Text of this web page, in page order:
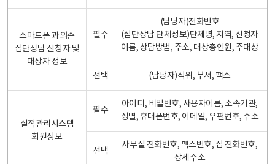
스마트폰 과의존
집단상담 신청자 및
대상자 정보
필수
(담당자)전화번호
(집단상담 단체정보)단체명, 지역, 신청자
이름, 상담방법, 주소, 대상총인원, 주대상
선택 (담당자)직위, 부서, 팩스
실적관리시스템
회원정보
필수
아이디, 비밀번호, 사용자이름, 소속기관,
성별, 휴대폰번호, 이메일, 우편번호, 주소
선택
사무실 전화번호, 팩스번호, 집 전화번호,
상세주소